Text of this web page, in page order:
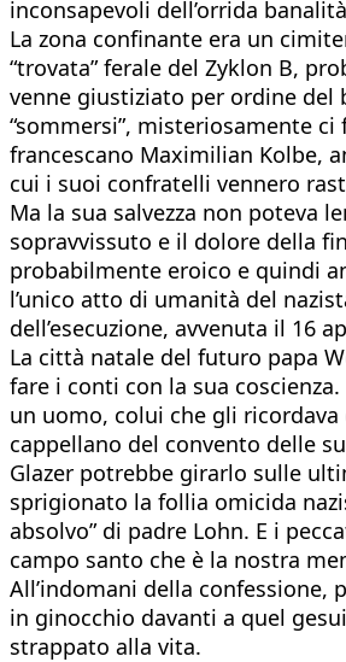
inconsapevoli dell’orrida
La zona confinante era un
“trovata” ferale del Zyklon B,
venne giustiziato per ordine del
“sommersi”, misteriosamente
francescano Maximilian Kolbe,
cui i suoi confratelli vennero
Ma la sua salvezza non poteva
sopravvissuto e il dolore della
probabilmente eroico e quindi
l’unico atto di umanità del
dell’esecuzione, avvenuta il 16
La città natale del futuro papa
fare i conti con la sua
un uomo, colui che gli
cappellano del convento delle
Glazer potrebbe girarlo sulle
sprigionato la follia omicida
absolvo” di padre Lohn. E i
campo santo che è la nostra
All’indomani della confessione,
in ginocchio davanti a quel
strappato alla vita.